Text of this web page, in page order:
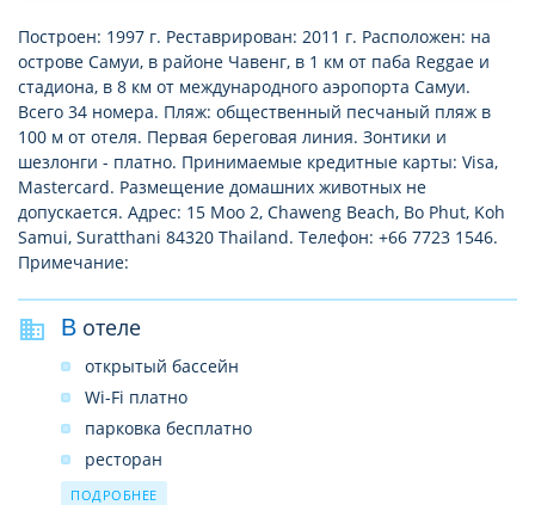
Построен: 1997 г. Реставрирован: 2011 г. Расположен: на
острове Самуи, в районе Чавенг, в 1 км от паба Reggae и
стадиона, в 8 км от международного аэропорта Самуи.
Всего 34 номера. Пляж: общественный песчаный пляж в
100 м от отеля. Первая береговая линия. Зонтики и
шезлонги - платно. Принимаемые кредитные карты: Visa,
Mastercard. Размещение домашних животных не
допускается. Адрес: 15 Moo 2, Chaweng Beach, Bo Phut, Koh
Samui, Suratthani 84320 Thailand. Телефон: +66 7723 1546.
Примечание:
В отеле
открытый бассейн
Wi-Fi платно
парковка бесплатно
ресторан
бар
ПОДРОБНЕЕ